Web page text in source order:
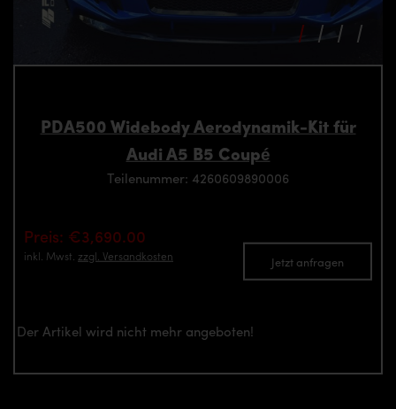
PDA500 Widebody Aerodynamik-Kit für
Audi A5 B5 Coupé
Teilenummer: 4260609890006
Preis: €3,690.00
inkl. Mwst. zzgl. Versandkosten Jetzt anfragen
Der Artikel wird nicht mehr angeboten!